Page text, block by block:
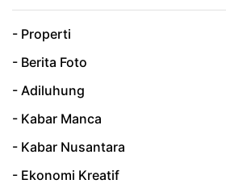
- Properti
- Berita Foto
- Adiluhung
- Kabar Manca
- Kabar Nusantara
- Ekonomi Kreatif